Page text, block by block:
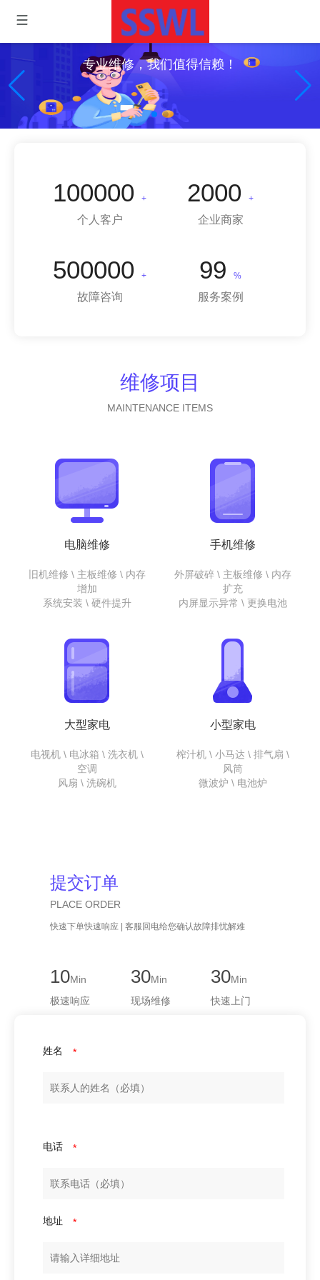
专业维修，我们值得信赖！
100000 +
个人客户
2000 +
企业商家
500000 +
故障咨询
99 %
服务案例
维修项目
MAINTENANCE ITEMS
电脑维修
旧机维修 \ 主板维修 \ 内存
增加
系统安装 \ 硬件提升
手机维修
外屏破碎 \ 主板维修 \ 内存
扩充
内屏显示异常 \ 更换电池
大型家电
电视机 \ 电冰箱 \ 洗衣机 \
空调
风扇 \ 洗碗机
小型家电
榨汁机 \ 小马达 \ 排气扇 \
风筒
微波炉 \ 电池炉
提交订单
PLACE ORDER
快速下单快速响应 | 客服回电给您确认故障排忧解难
10Min
极速响应
30Min
现场维修
30Min
快速上门
姓名 *
电话 *
地址 *